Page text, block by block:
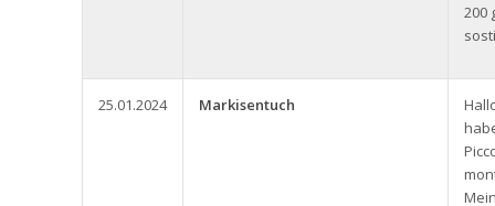
200
25.01.2024 Markisentuch